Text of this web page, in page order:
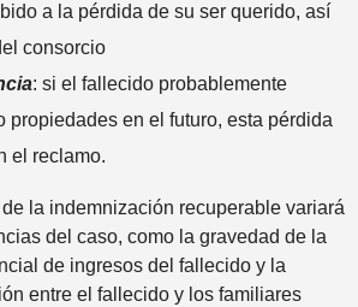
a la pérdida de su ser querido, así
consorcio
: si el fallecido probablemente
propiedades en el futuro, esta pérdida
el reclamo.
la indemnización recuperable variará
del caso, como la gravedad de la
de ingresos del fallecido y la
entre el fallecido y los familiares